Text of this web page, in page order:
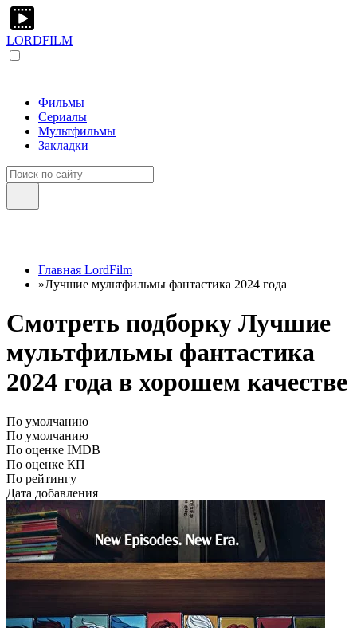
LORDFILM
Фильмы
Сериалы
Мультфильмы
Закладки
Главная LordFilm
»Лучшие мультфильмы фантастика 2024 года
Смотреть подборку Лучшие
мультфильмы фантастика
2024 года в хорошем качестве
По умолчанию
По умолчанию
По оценке IMDB
По оценке КП
По рейтингу
Дата добавления